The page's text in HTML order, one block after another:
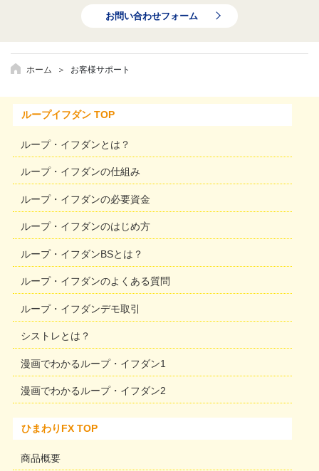
お問い合わせフォーム
ホーム お客様サポート
ループイフダン TOP
ループ・イフダンとは？
ループ・イフダンの仕組み
ループ・イフダンの必要資金
ループ・イフダンのはじめ方
ループ・イフダンBSとは？
ループ・イフダンのよくある質問
ループ・イフダンデモ取引
シストレとは？
漫画でわかるループ・イフダン1
漫画でわかるループ・イフダン2
ひまわりFX TOP
商品概要